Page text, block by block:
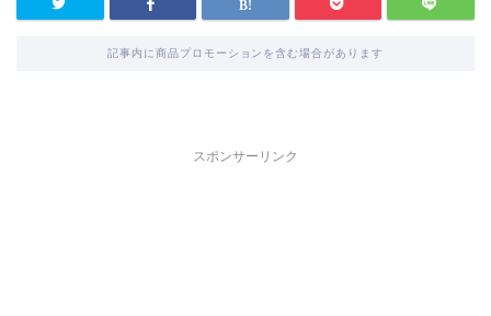
記事内に商品プロモーションを含む場合があります
スポンサーリンク